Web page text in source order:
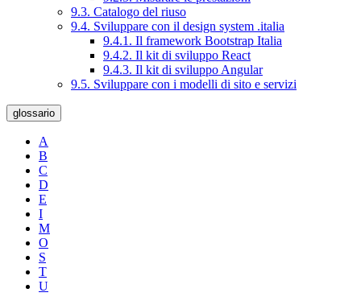
9.3. Catalogo del riuso
9.4. Sviluppare con il design system .italia
9.4.1. Il framework Bootstrap Italia
9.4.2. Il kit di sviluppo React
9.4.3. Il kit di sviluppo Angular
9.5. Sviluppare con i modelli di sito e servizi
glossario
A
B
C
D
E
I
M
O
S
T
U